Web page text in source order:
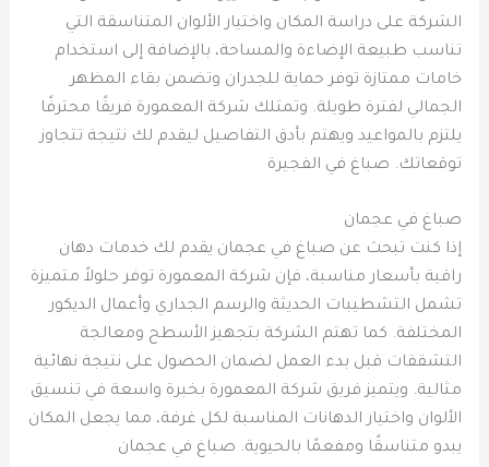
الشركة على دراسة المكان واختيار الألوان المتناسقة التي
تناسب طبيعة الإضاءة والمساحة، بالإضافة إلى استخدام
خامات ممتازة توفر حماية للجدران وتضمن بقاء المظهر
الجمالي لفترة طويلة. وتمتلك شركة المعمورة فريقًا محترفًا
يلتزم بالمواعيد ويهتم بأدق التفاصيل ليقدم لك نتيجة تتجاوز
توقعاتك. صباغ في الفجيرة
صباغ في عجمان
إذا كنت تبحث عن صباغ في عجمان يقدم لك خدمات دهان
راقية بأسعار مناسبة، فإن شركة المعمورة توفر حلولاً متميزة
تشمل التشطيبات الحديثة والرسم الجداري وأعمال الديكور
المختلفة. كما تهتم الشركة بتجهيز الأسطح ومعالجة
التشققات قبل بدء العمل لضمان الحصول على نتيجة نهائية
مثالية. ويتميز فريق شركة المعمورة بخبرة واسعة في تنسيق
الألوان واختيار الدهانات المناسبة لكل غرفة، مما يجعل المكان
يبدو متناسقًا ومفعمًا بالحيوية. صباغ في عجمان